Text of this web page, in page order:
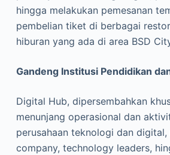
hingga melakukan pemesanan
pembelian tiket di berbagai
hiburan yang ada di area BSD
Gandeng Institusi Pendidikan
Digital Hub, dipersembahkan
menunjang operasional dan
perusahaan teknologi dan
company, technology leaders,